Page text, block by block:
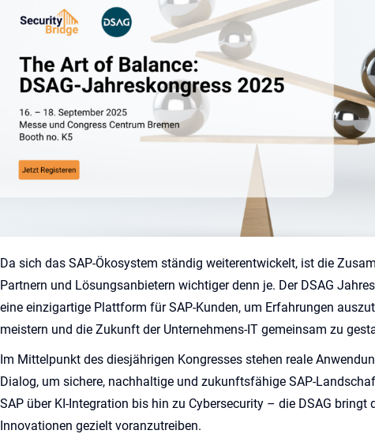
Da sich das SAP-Ökosystem ständig weiterentwickelt, ist die
Partnern und Lösungsanbietern wichtiger denn je. Der DSAG
eine einzigartige Plattform für SAP-Kunden, um Erfahrungen
meistern und die Zukunft der Unternehmens-IT gemeinsam zu
Im Mittelpunkt des diesjährigen Kongresses stehen reale
Dialog, um sichere, nachhaltige und zukunftsfähige SAP-
SAP über KI-Integration bis hin zu Cybersecurity – die DSAG
Innovationen gezielt voranzutreiben.